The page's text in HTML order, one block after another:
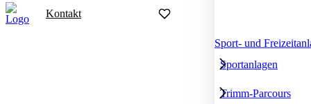
Sport- und
Sportanlagen
Trimm-Parcours
Kontakt